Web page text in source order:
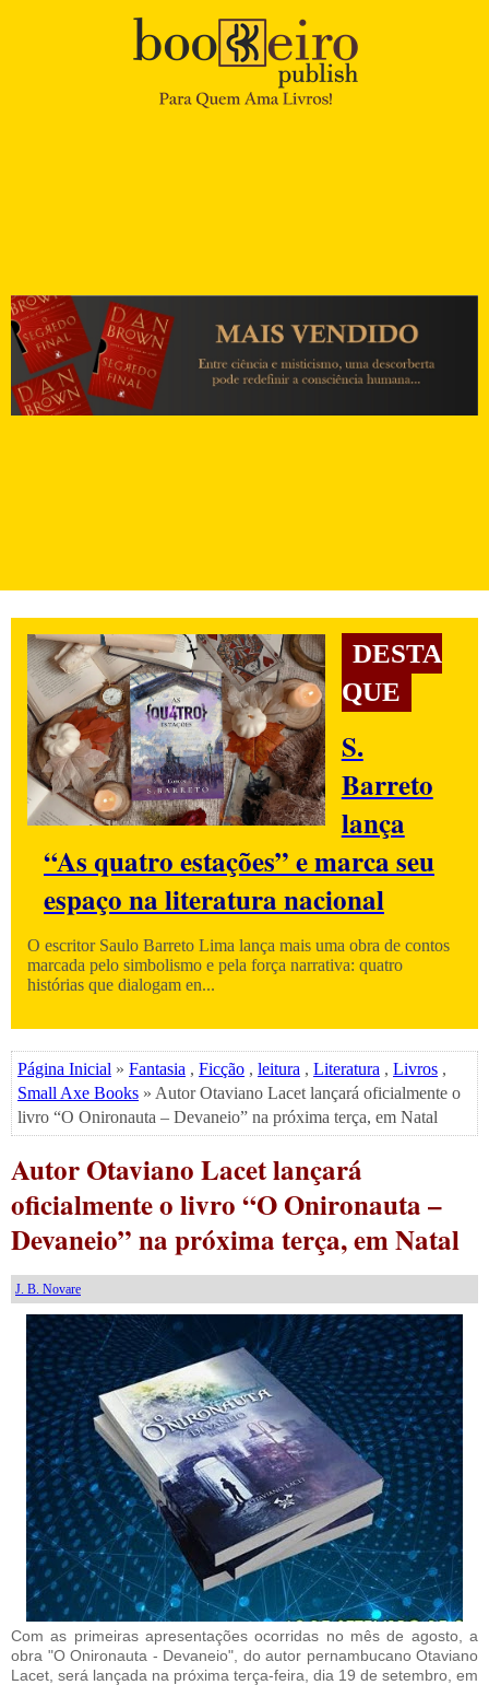
DESTA
QUE
S.
Barreto
lança
“As quatro estações” e marca seu
espaço na literatura nacional
O escritor Saulo Barreto Lima lança mais uma obra de contos
marcada pelo simbolismo e pela força narrativa: quatro
histórias que dialogam en...
Página Inicial » Fantasia , Ficção , leitura , Literatura , Livros ,
Small Axe Books » Autor Otaviano Lacet lançará oficialmente o
livro “O Onironauta – Devaneio” na próxima terça, em Natal
Autor Otaviano Lacet lançará
oficialmente o livro “O Onironauta –
Devaneio” na próxima terça, em Natal
J. B. Novare
Com as primeiras apresentações ocorridas no mês de agosto, a
obra "O Onironauta - Devaneio", do autor pernambucano Otaviano
Lacet, será lançada na próxima terça-feira, dia 19 de setembro, em